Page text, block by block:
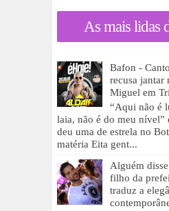
As mais lidas
Bafon -
recusa jantar
Miguel em
“Aqui não é
laia, não é do meu nível”
deu uma de estrela no
matéria Eita gent...
Alguém
filho da
traduz a